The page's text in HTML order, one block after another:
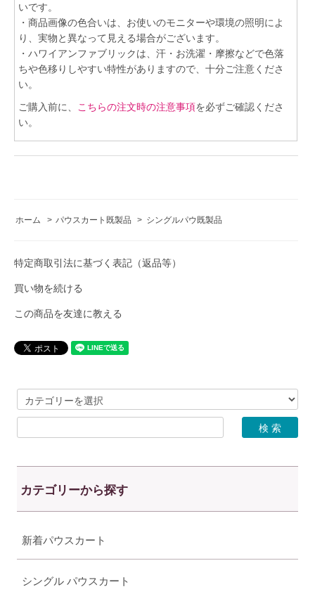
いです。
・商品画像の色合いは、お使いのモニターや環境の照明によ
り、実物と異なって見える場合がございます。
・ハワイアンファブリックは、汗・お洗濯・摩擦などで色落
ちや色移りしやすい特性がありますので、十分ご注意くださ
い。
ご購入前に、
こちらの注文時の注意事項を必ずご確認くださ
い。
ホーム > パウスカート既製品 > シングルパウ既製品
特定商取引法に基づく表記（返品等）
買い物を続ける
この商品を友達に教える
カテゴリーから探す
新着パウスカート
シングル パウスカート